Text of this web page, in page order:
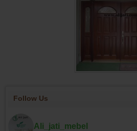
Follow Us
Ali_jati_mebel